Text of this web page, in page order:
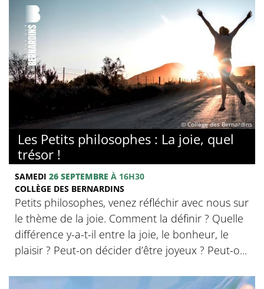
© Collège des Bernardins
Les Petits philosophes : La joie, quel
trésor !
SAMEDI 26 SEPTEMBRE À 16H30
COLLÈGE DES BERNARDINS
Petits philosophes, venez réfléchir avec nous sur
le thème de la joie. Comment la définir ? Quelle
différence y-a-t-il entre la joie, le bonheur, le
plaisir ? Peut-on décider d’être joyeux ? Peut-o...